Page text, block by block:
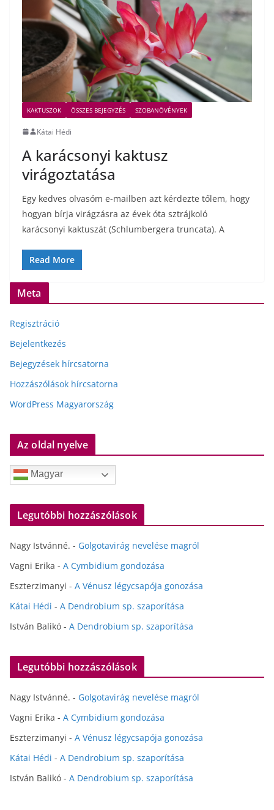
KAKTUSZOK ÖSSZES BEJEGYZÉS SZOBANÖVÉNYEK
Kátai Hédi
A karácsonyi kaktusz
virágoztatása
Egy kedves olvasóm e-mailben azt kérdezte tőlem, hogy
hogyan bírja virágzásra az évek óta sztrájkoló
karácsonyi kaktuszát (Schlumbergera truncata). A
Read More
Meta
Regisztráció
Bejelentkezés
Bejegyzések hírcsatorna
Hozzászólások hírcsatorna
WordPress Magyarország
Az oldal nyelve
Magyar
Legutóbbi hozzászólások
Nagy Istvánné. - Golgotavirág nevelése magról
Vagni Erika - A Cymbidium gondozása
Eszterzimanyi - A Vénusz légycsapója gonozása
Kátai Hédi - A Dendrobium sp. szaporítása
István Balikó - A Dendrobium sp. szaporítása
Legutóbbi hozzászólások
Nagy Istvánné. - Golgotavirág nevelése magról
Vagni Erika - A Cymbidium gondozása
Eszterzimanyi - A Vénusz légycsapója gonozása
Kátai Hédi - A Dendrobium sp. szaporítása
István Balikó - A Dendrobium sp. szaporítása